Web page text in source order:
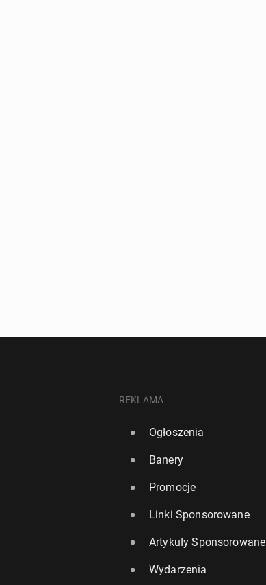
REKLAMA
Ogłoszenia
Banery
Promocje
Linki Sponsorowane
Artykuły Sponsorowane
Wydarzenia